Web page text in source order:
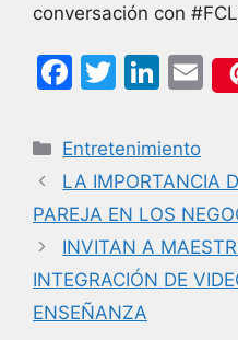
conversación con
F
c
e
b
o
o
k
T
itt
er
Li
k
e
dI
n
E
m
l
Categorías
Entretenimiento
LA IMPORTANCIA
PAREJA EN LOS
INVITAN A
INTEGRACIÓN DE
ENSEÑANZA